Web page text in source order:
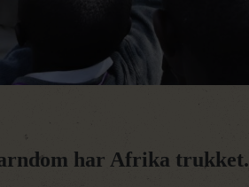
Rejser til Namibia
Det Indiske Ocean
har Afrika trukket.